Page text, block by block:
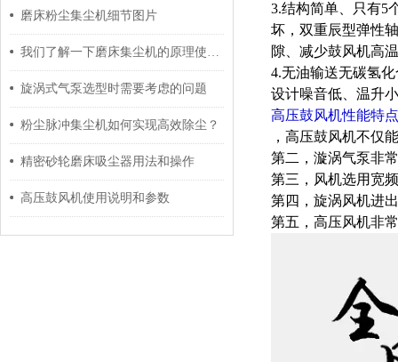
磨床粉尘集尘机细节图片
我们了解一下磨床集尘机的原理使用才更加放心
旋涡式气泵选型时需要考虑的问题
粉尘脉冲集尘机如何实现高效除尘？
精密砂轮磨床吸尘器用法和操作
高压鼓风机使用说明和参数
3.结构简单、只有5
坏，双重辰型弹性
隙、减少鼓风机高
4.无油输送无碳氢
设计噪音低、温升
高压鼓风机性能特
，高压鼓风机不仅
第二，漩涡气泵非
第三，风机选用宽
第四，旋涡风机进
第五，高压风机非